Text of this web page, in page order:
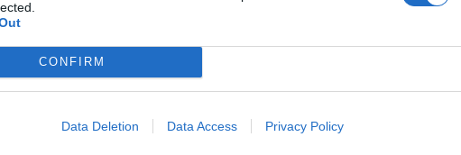
CONFIRM
Data Deletion Data Access Privacy Policy
alueelle, jossa oli
Park -teemapuisto. Hotelli
vetonauloissa, kuten Six
Esports Stadium Arlington